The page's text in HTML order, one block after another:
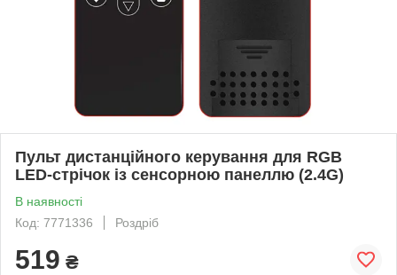
Пульт дистанційного керування для RGB
LED-стрічок із сенсорною панеллю (2.4G)
В наявності
Код: 7771336
Роздріб
519 ₴